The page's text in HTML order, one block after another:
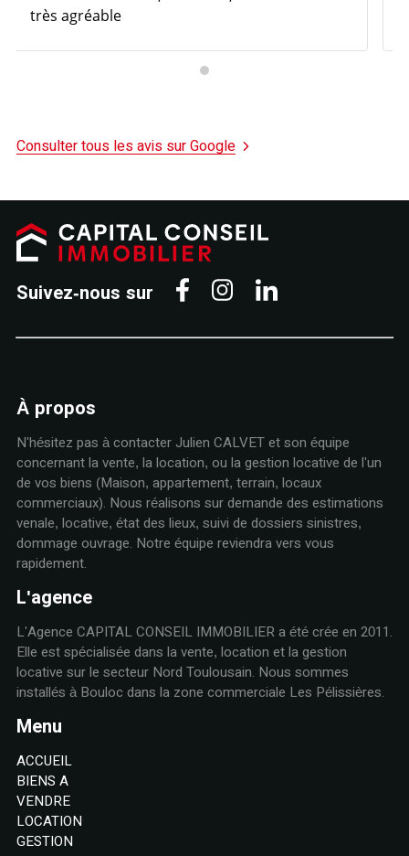
Consulter tous les avis sur Google
Suivez-nous sur
À propos
N'hésitez pas à contacter Julien CALVET et son équipe
concernant la vente, la location, ou la gestion locative de l'un
de vos biens (Maison, appartement, terrain, locaux
commerciaux). Nous réalisons sur demande des estimations
venale, locative, état des lieux, suivi de dossiers sinistres,
dommage ouvrage. Notre équipe reviendra vers vous
rapidement.
L'agence
L'Agence CAPITAL CONSEIL IMMOBILIER a été crée en 2011.
Elle est spécialisée dans la vente, location et la gestion
locative sur le secteur Nord Toulousain. Nous sommes
installés à Bouloc dans la zone commerciale Les Pélissières.
Menu
ACCUEIL
BIENS A
VENDRE
LOCATION
GESTION